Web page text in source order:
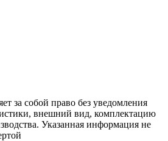
за собой право без уведомления
внешний вид, комплектацию
Указанная информация не